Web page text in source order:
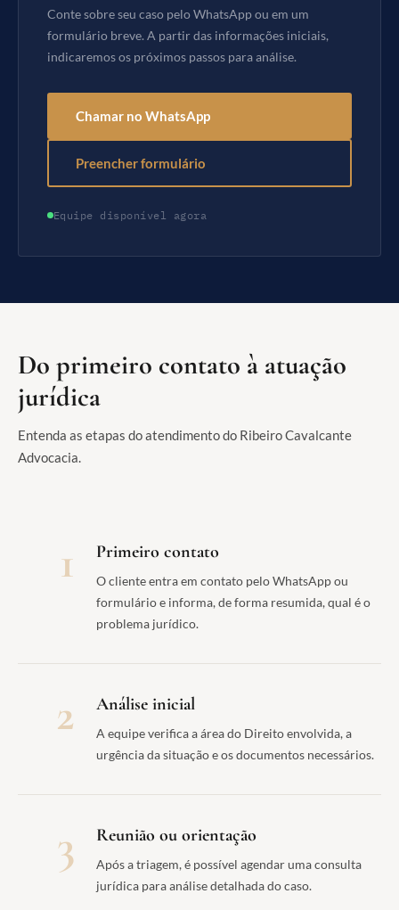
Conte sobre seu caso pelo WhatsApp ou em um
formulário breve. A partir das informações iniciais,
indicaremos os próximos passos para análise.
Chamar no WhatsApp
Preencher formulário
Equipe disponível agora
Do primeiro contato à atuação
jurídica
Entenda as etapas do atendimento do Ribeiro Cavalcante
Advocacia.
1 Primeiro contato
O cliente entra em contato pelo WhatsApp ou
formulário e informa, de forma resumida, qual é o
problema jurídico.
2 Análise inicial
A equipe verifica a área do Direito envolvida, a
urgência da situação e os documentos necessários.
3 Reunião ou orientação
Após a triagem, é possível agendar uma consulta
jurídica para análise detalhada do caso.